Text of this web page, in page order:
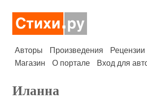
Авторы Произведения Рецензии
Магазин
О портале Вход для
Иланна